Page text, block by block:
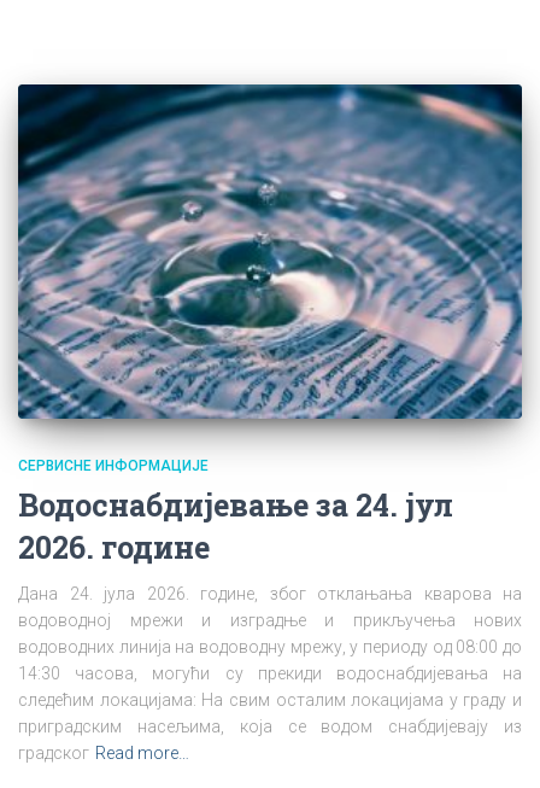
СЕРВИСНЕ ИНФОРМАЦИЈЕ
Водоснабдијевање за 24. јул
2026. године
Дана 24. јула 2026. године, због отклањања кварова на
водоводној мрежи и изградње и прикључења нових
водоводних линија на водоводну мрежу, у периоду од 08:00 до
14:30 часова, могући су прекиди водоснабдијевања на
следећим локацијама: На свим осталим локацијама у граду и
приградским насељима, која се водом снабдијевају из
градског Read more…